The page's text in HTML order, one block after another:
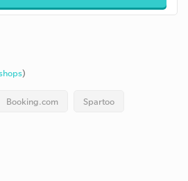
)
Booking.com Spartoo